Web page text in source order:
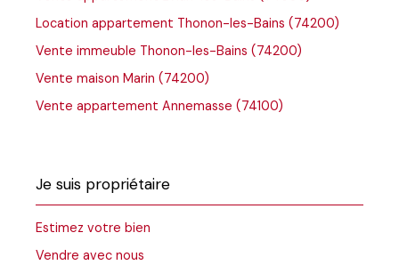
Location appartement Thonon-les-Bains (74200)
Vente immeuble Thonon-les-Bains (74200)
Vente maison Marin (74200)
Vente appartement Annemasse (74100)
Je suis propriétaire
Estimez votre bien
Vendre avec nous